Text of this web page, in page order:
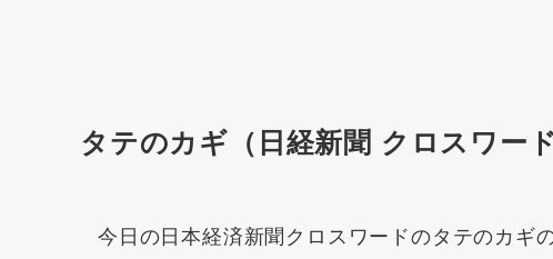
タテのカギ（日経新聞 クロスワード
今日の日本経済新聞クロスワードのタテのカギ